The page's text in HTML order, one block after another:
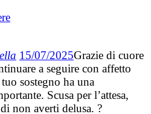
15/07/2025Grazie di cuore
a seguire con affetto
sostegno ha una
Scusa per l’attesa,
non averti delusa. ?